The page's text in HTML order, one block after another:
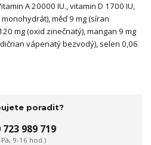
A 20000 IU., vitamin D 1700 IU,
měď 9 mg (síran
mg (oxid zinečnatý), mangan 9 mg
vápenatý bezvodý), selen 0,06
poradit?
723 989 719
Pá, 9-16 hod.)